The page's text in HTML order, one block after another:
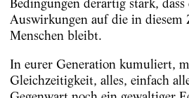
Bedingungen derartig stark,
Auswirkungen auf die in diesem
Menschen bleibt.
In eurer Generation kumuliert,
Gleichzeitigkeit, alles, einfach